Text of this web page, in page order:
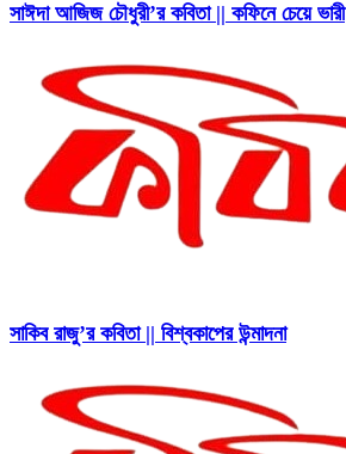
সাঈদা আজিজ চৌধুরী’র কবিতা || কফিনে চেয়ে ভারী
সাকিব রাজু’র কবিতা || বিশ্বকাপের উন্মাদনা